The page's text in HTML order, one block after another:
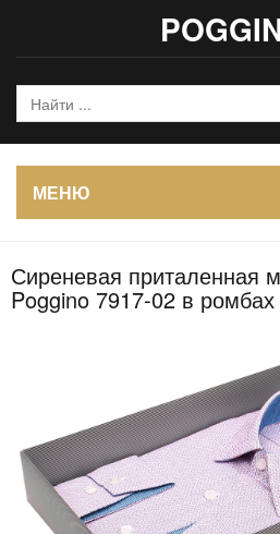
МЕНЮ
Сиреневая приталенная
Poggino 7917-02 в ромбах